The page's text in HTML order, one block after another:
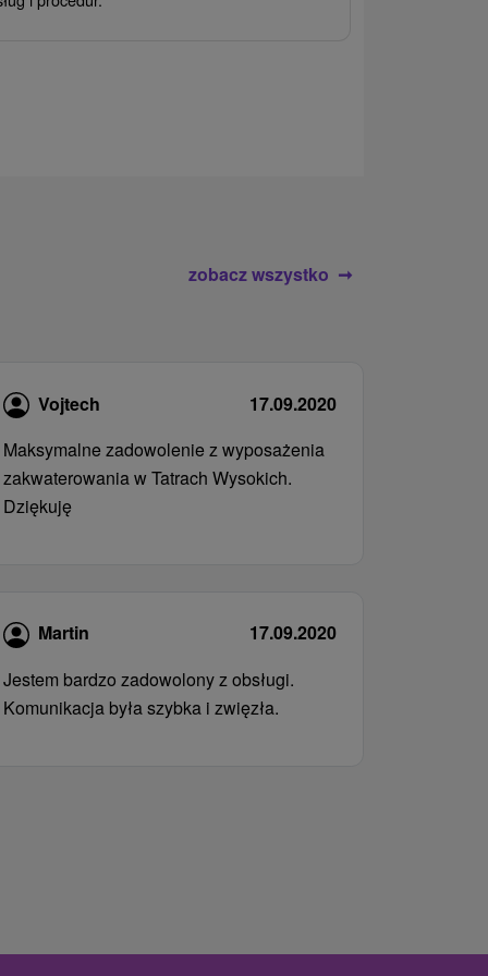
zobacz wszystko
Vojtech
17.09.2020
Maksymalne zadowolenie z wyposażenia
zakwaterowania w Tatrach Wysokich.
Dziękuję
Martin
17.09.2020
Jestem bardzo zadowolony z obsługi.
Komunikacja była szybka i zwięzła.